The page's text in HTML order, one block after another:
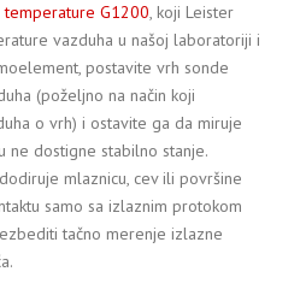
G1200, koji Leister
vazduha u našoj laboratoriji i
postavite vrh sonde
(poželjno na način koji
o vrh) i ostavite ga da miruje
ne dostigne stabilno stanje.
mlaznicu, cev ili površine
samo sa izlaznim protokom
tačno merenje izlazne